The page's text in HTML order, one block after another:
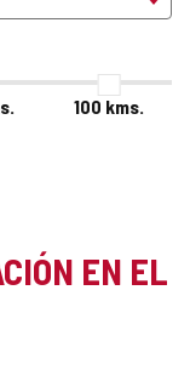
100 kms.
EN EL